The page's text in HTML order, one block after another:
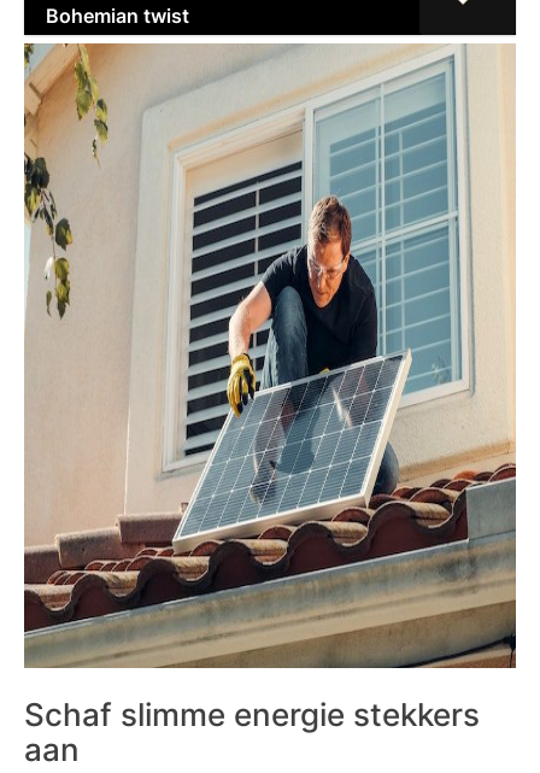
Bohemian twist
Schaf slimme energie stekkers
aan